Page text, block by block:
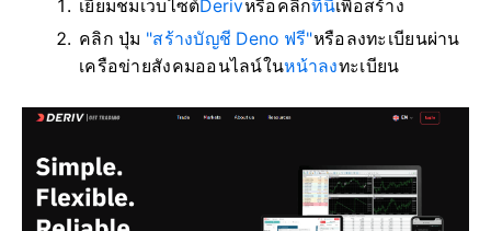
เยี่ยมชมเว็บไซต์Derivหรือคลิกที่นี่เพื่อสร้าง
คลิก ปุ่ม "สร้างบัญชี Deno ฟรี"หรือลงทะเบียนผ่าน
เครือข่ายสังคมออนไลน์ในหน้าลงทะเบียน